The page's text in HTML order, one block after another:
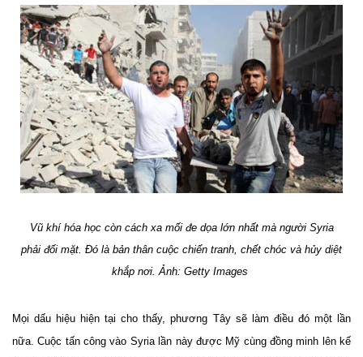
Vũ khí hóa học còn cách xa mối đe dọa lớn nhất mà người Syria
phải đối mặt. Đó là bản thân cuộc chiến tranh, chết chóc và hủy diệt
khắp nơi.Ảnh: Getty Images
Mọi dấu hiệu hiện tại cho thấy, phương Tây sẽ làm điều đó một lần
nữa. Cuộc tấn công vào Syria lần này được Mỹ cùng đồng minh lên kế